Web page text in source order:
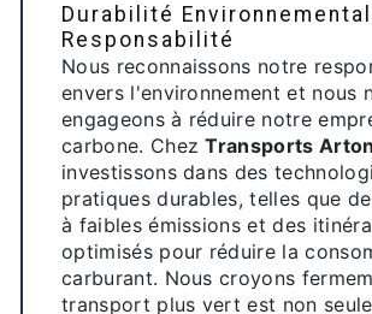
Durabilité
Responsabilité
Nous reconnaissons notre
envers l'environnement et nous
engageons à réduire notre
carbone. ChezTransports Arton
investissons dans des
pratiques durables, telles que
à faibles émissions et des
optimisés pour réduire la
carburant. Nous croyons
transport plus vert est non